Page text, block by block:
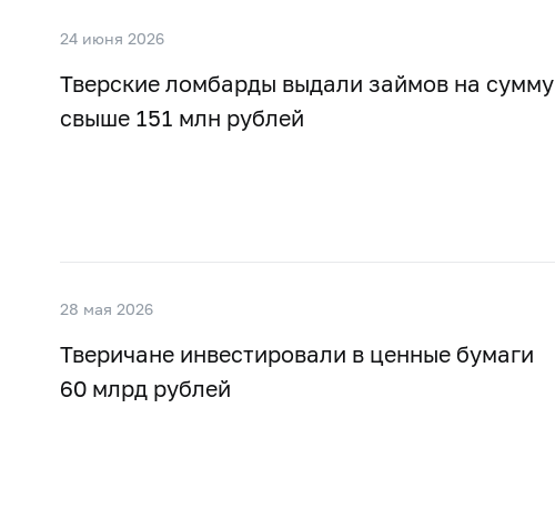
24 июня 2026
Тверские ломбарды выдали займов на сумму
свыше 151 млн рублей
28 мая 2026
Тверичане инвестировали в ценные бумаги
60 млрд рублей